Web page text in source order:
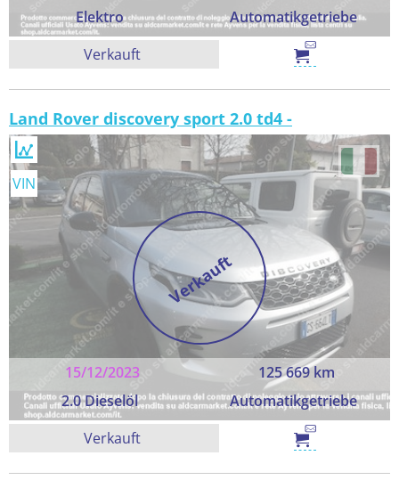
Elektro
Automatikgetriebe
Verkauft
Land Rover discovery sport 2.0 td4 -
Verkauft
15/12/2023
125 669 km
2.0 Dieselöl
Automatikgetriebe
VIN
Verkauft